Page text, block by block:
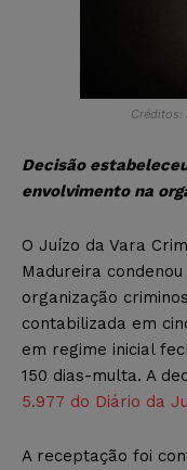
Créditos:
Decisão
envolvimento na
O Juízo da Vara
Madureira
organização
contabilizada em
em regime inicial
150 dias-multa. A
5.977 do Diário da
A receptação foi